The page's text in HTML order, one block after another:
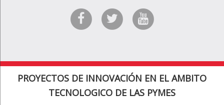
PROYECTOS DE INNOVACIÓN EN EL AMBITO
TECNOLOGICO DE LAS PYMES